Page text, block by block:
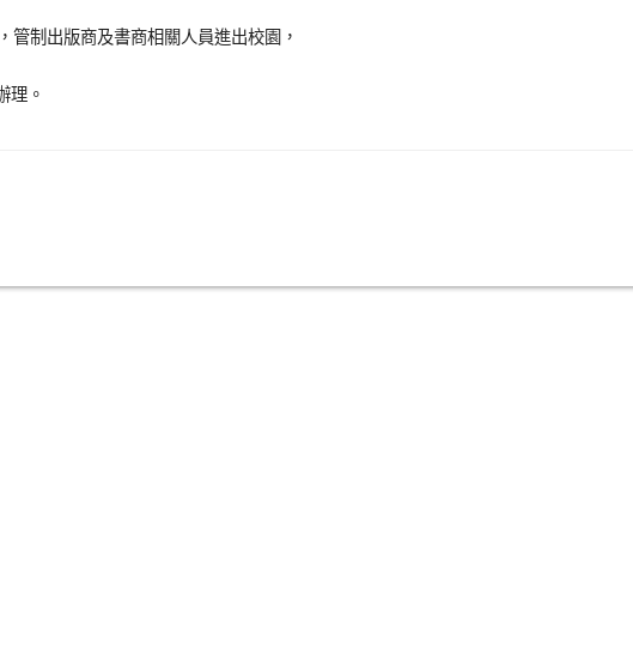
管制出版商及書商相關人員進出校園，
理。